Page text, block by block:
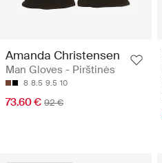
Amanda Christensen
Man Gloves - Pirštinės
8 8.5 9.5 10
73.60 € 92 €